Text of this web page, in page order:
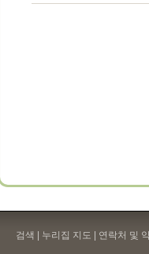
검색 | 누리집 지도 | 연락처 및